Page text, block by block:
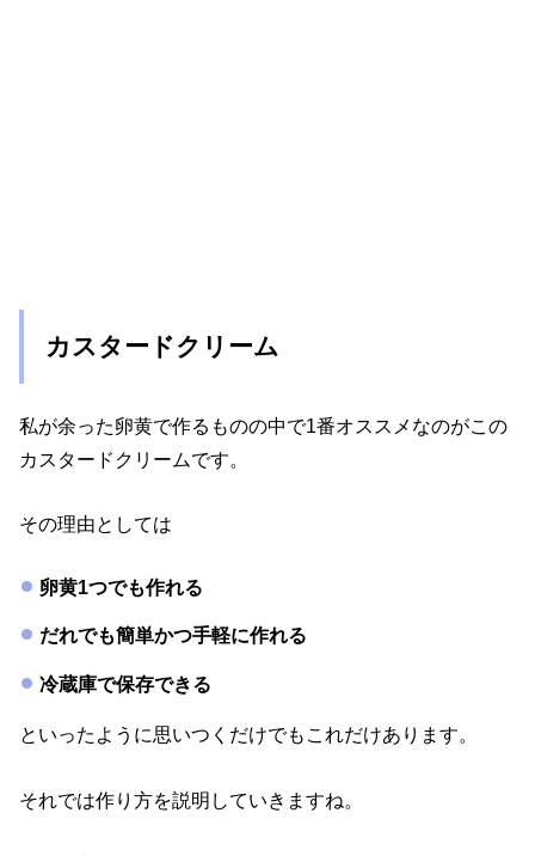
カスタードクリーム
私が余った卵黄で作るものの中で1番オススメなのがこの
カスタードクリームです。
その理由としては
卵黄1つでも作れる
だれでも簡単かつ手軽に作れる
冷蔵庫で保存できる
といったように思いつくだけでもこれだけあります。
それでは作り方を説明していきますね。